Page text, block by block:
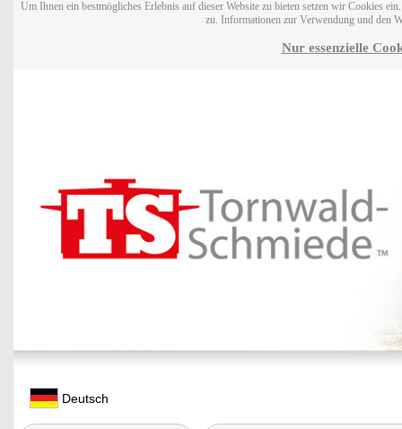
Um Ihnen ein bestmögliches Erlebnis auf dieser Website zu bieten setzen wir Cookies
zu. Informationen zur Verwendung und den
Nur essenzielle
Deutsch